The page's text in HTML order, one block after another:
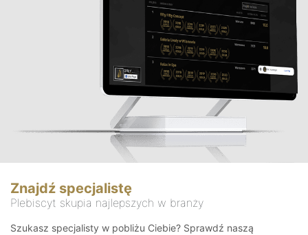
Znajdź specjalistę
Plebiscyt skupia najlepszych w branży
Szukasz specjalisty w pobliżu Ciebie? Sprawdź naszą